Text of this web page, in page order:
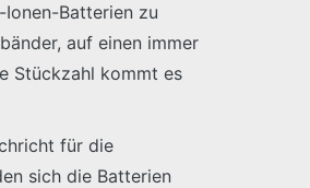
Batterien zu
auf einen immer
Stückzahl kommt es
für die
sich die Batterien